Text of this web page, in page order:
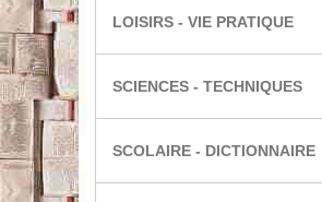
LOISIRS - VIE PRATIQUE
SCIENCES - TECHNIQUES
SCOLAIRE - DICTIONNAIRE